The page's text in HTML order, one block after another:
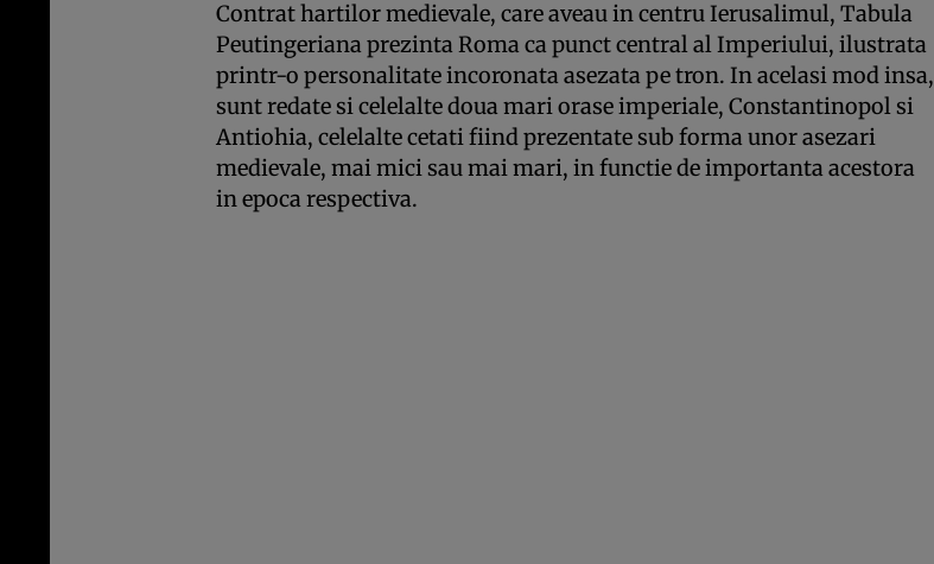
Contrat hartilor medievale, care aveau in centru Ierusalimul, Tabula
Peutingeriana prezinta Roma ca punct central al Imperiului, ilustrata
printr-o personalitate incoronata asezata pe tron. In acelasi mod insa,
sunt redate si celelalte doua mari orase imperiale, Constantinopol si
Antiohia, celelalte cetati fiind prezentate sub forma unor asezari
medievale, mai mici sau mai mari, in functie de importanta acestora
in epoca respectiva.